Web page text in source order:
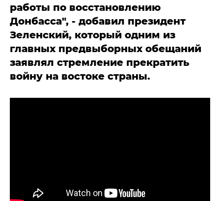
работы по восстановлению
Донбасса", - добавил президент
Зеленский, который одним из
главных предвыборных обещаний
заявлял стремление прекратить
войну на востоке страны.